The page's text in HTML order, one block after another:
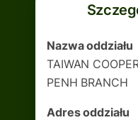
Nazwa oddziału
TAIWAN
PENH BRANCH
Adres oddziału